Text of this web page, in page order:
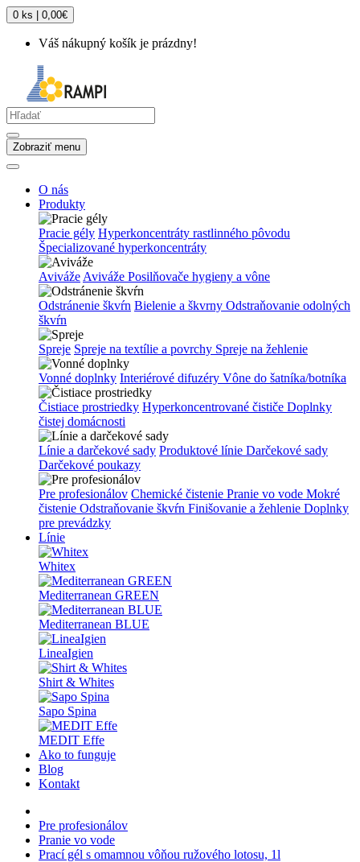
0 ks | 0,00€
Váš nákupný košík je prázdny!
Zobraziť menu
O nás
Produkty
Pracie gély Hyperkoncentráty rastlinného pôvodu
Špecializované hyperkoncentráty
Aviváže Aviváže Posilňovače hygieny a vône
Odstránenie škvŕn Bielenie a škvrny Odstraňovanie odolných
škvŕn
Spreje Spreje na textílie a povrchy Spreje na žehlenie
Vonné doplnky Interiérové difuzéry Vône do šatníka/botníka
Čistiace prostriedky Hyperkoncentrované čističe Doplnky
čistej domácnosti
Línie a darčekové sady Produktové línie Darčekové sady
Darčekové poukazy
Pre profesionálov Chemické čistenie Pranie vo vode Mokré
čistenie Odstraňovanie škvŕn Finišovanie a žehlenie Doplnky
pre prevádzky
Línie
Whitex
Mediterranean GREEN
Mediterranean BLUE
LineaIgien
Shirt & Whites
Sapo Spina
MEDIT Effe
Ako to funguje
Blog
Kontakt
Pre profesionálov
Pranie vo vode
Prací gél s omamnou vôňou ružového lotosu, 1l